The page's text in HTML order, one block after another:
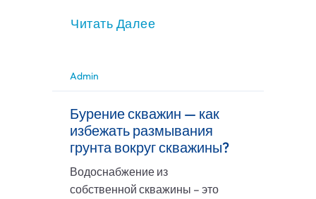
Читать Далее
Admin
Бурение скважин — как
избежать размывания
грунта вокруг скважины?
Водоснабжение из
собственной скважины – это